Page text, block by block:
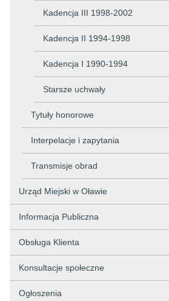
Kadencja III 1998-2002
Kadencja II 1994-1998
Kadencja I 1990-1994
Starsze uchwały
Tytuły honorowe
Interpelacje i zapytania
Transmisje obrad
Urząd Miejski w Oławie
Informacja Publiczna
Obsługa Klienta
Konsultacje społeczne
Ogłoszenia